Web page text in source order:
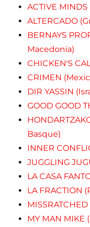
ACTIVE
ALTERCADO
BERNAYS
Macedonia)
CHICKEN'S
CRIMEN
DIR YASSIN
GOOD GOOD
Basque)
INNER
JUGGLING
LA CASA
LA FRACTION
MISSRATCHED
MY MAN MIKE